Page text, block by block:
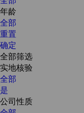
年龄
全部
重置
确定
全部筛选
实地核验
全部
是
公司性质